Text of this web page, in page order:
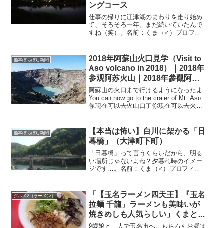
ングコース
仕事の帰りに江津湖のまわりを走り始め
て、そろそろ一年。まだ続いていたんで
すね（笑）。名前：くま（♂）プロフィ
前：カエル（♂）プロフィール：ゆとり
世代（さとり世代）、独身...
熊本ぼちぼち新聞
2018年阿蘇山火口見学（Visit to
Aso volcano in 2018）｜2018年
参观阿苏火山｜2018年參觀阿蘇
火山｜2018 년 아소산 분화구 견
학｜
阿蘇山の火口まで行けるようになったよ
You can now go to the crater of Mt. Aso
你现在可以去火山口了你現在可以去火山
くの立...
熊本ぼちぼち新聞
【本当は怖い】白川に架かる「日
暮橋」（大津町下町）
「日暮橋」って言うくらいだから、明る
い場所じゃないよね？夕暮れ時のイメー
ジです…。名前：くま（♂）プロフィー
ル（♂）プロフィール：ゆとり世代（さ
とり世代）、独身、潔癖...
グルメ2（ラーメン）
「【玉名ラーメン四天王】『玉名
拉麺 千龍』ラーメンも美味いが
焼きめしも人気らしい」くまとR
子の子育て日記（659日目）
9歳娘と二人で玉名市へ。もちろんお昼は